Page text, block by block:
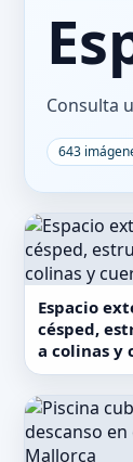
Consulta
643
Espacio
césped,
a colinas y